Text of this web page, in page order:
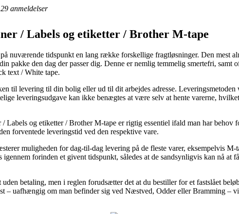
29 anmeldelser
/ Labels og etiketter / Brother M-tape
nuværende tidspunkt en lang række forskellige fragtløsninger. Den mest
pakke den dag der passer dig. Denne er nemlig temmelig smertefri, samt
text / White tape.
til levering til din bolig eller ud til dit arbejdes adresse.
leveringsudgave kan ikke benægtes at være selv at hente varerne,
Labels og etiketter / Brother M-tape er rigtig essentiel ifald man har behov
forventede leveringstid ved den respektive vare.
muligheden for dag-til-dag levering på de fleste varer, eksempelvis
forinden et givent tidspunkt, således at de sandsynligvis kan nå at
betaling, men i reglen forudsætter det at du bestiller for et fastslået
– uafhængig om man befinder sig ved Næstved, Odder eller Bramming –